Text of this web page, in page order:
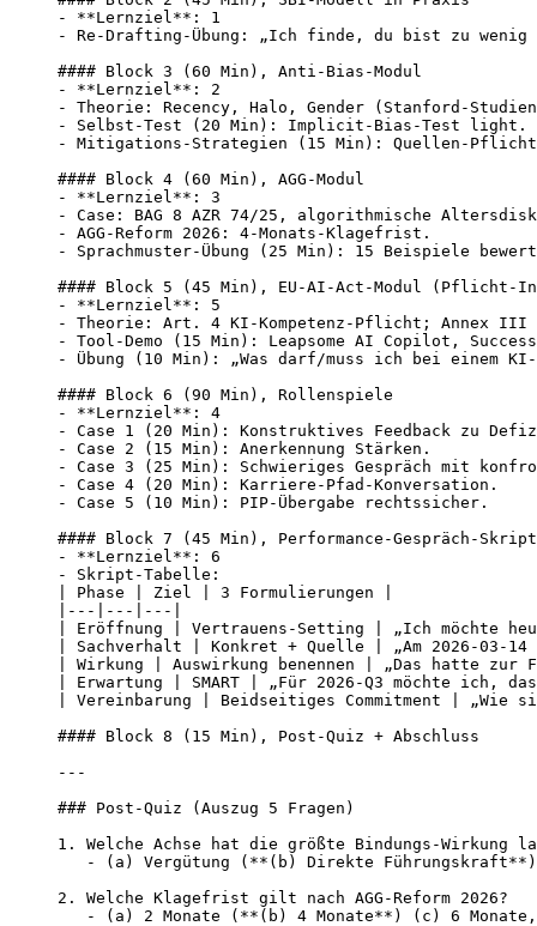
- **Lernziel**: 1
- Re-Drafting-Übung: „Ich finde, du bist zu wenig
#### Block 3 (60 Min), Anti-Bias-Modul
- **Lernziel**: 2
- Theorie: Recency, Halo, Gender (Stanford-
- Selbst-Test (20 Min): Implicit-Bias-Test light.
- Mitigations-Strategien (15 Min): Quellen-
#### Block 4 (60 Min), AGG-Modul
- **Lernziel**: 3
- Case: BAG 8 AZR 74/25, algorithmische
- AGG-Reform 2026: 4-Monats-Klagefrist.
- Sprachmuster-Übung (25 Min): 15 Beispiele
#### Block 5 (45 Min), EU-AI-Act-Modul (Pflicht-
- **Lernziel**: 5
- Theorie: Art. 4 KI-Kompetenz-Pflicht; Annex
- Tool-Demo (15 Min): Leapsome AI Copilot,
- Übung (10 Min): „Was darf/muss ich bei einem
#### Block 6 (90 Min), Rollenspiele
- **Lernziel**: 4
- Case 1 (20 Min): Konstruktives Feedback zu
- Case 2 (15 Min): Anerkennung Stärken.
- Case 3 (25 Min): Schwieriges Gespräch mit
- Case 4 (20 Min): Karriere-Pfad-Konversation.
- Case 5 (10 Min): PIP-Übergabe rechtssicher.
#### Block 7 (45 Min), Performance-Gespräch-
- **Lernziel**: 6
- Skript-Tabelle:
| Phase | Ziel | 3 Formulierungen |
|---|---|---|
| Eröffnung | Vertrauens-Setting | „Ich möchte
| Sachverhalt | Konkret + Quelle | „Am 2026-
| Wirkung | Auswirkung benennen | „Das hatte
| Erwartung | SMART | „Für 2026-Q3 möchte ich,
| Vereinbarung | Beidseitiges Commitment | „Wie
#### Block 8 (15 Min), Post-Quiz + Abschluss
---
### Post-Quiz (Auszug 5 Fragen)
1. Welche Achse hat die größte Bindungs-Wirkung
- (a) Vergütung (**(b) Direkte
2. Welche Klagefrist gilt nach AGG-Reform 2026?
- (a) 2 Monate (**(b) 4 Monate**) (c) 6